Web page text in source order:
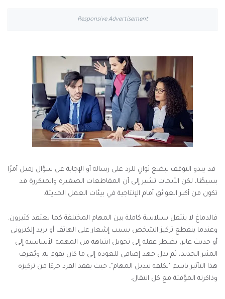
Responsive Advertisement
قد يبدو التوقف لبضع ثوانٍ للرد على رسالة أو الإجابة عن سؤال زميل أمرًا
بسيطًا، لكن الأبحاث تشير إلى أن المقاطعات الصغيرة والمتكررة قد
تكون من أكبر العوائق أمام الإنتاجية في بيئات العمل الحديثة.
فالدماغ لا ينتقل بسلاسة كاملة بين المهام المختلفة كما يعتقد كثيرون.
وعندما ينقطع تركيز الشخص بسبب إشعار على الهاتف أو بريد إلكتروني
أو حديث عابر، يضطر عقله إلى تحويل انتباهه من المهمة الأساسية إلى
المثير الجديد، ثم بذل جهد إضافي للعودة إلى ما كان يقوم به. ويُعرف
هذا التأثير باسم "تكلفة تبديل المهام"، حيث يفقد الفرد جزءًا من تركيزه
وذاكرته المؤقتة مع كل انتقال.